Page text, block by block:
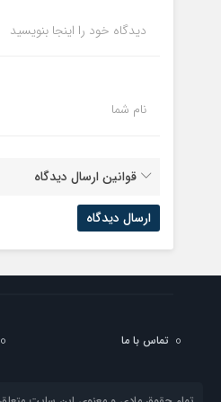
دیدگاه خود را اینجا بنویسید
نام شما
قوانین ارسال دیدگاه
تماس با ما